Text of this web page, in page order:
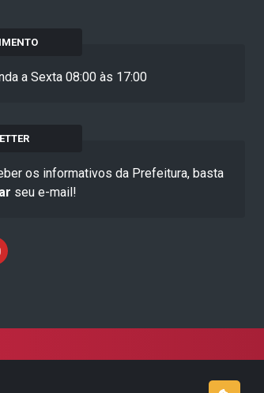
a Sexta 08:00 às 17:00
os informativos da Prefeitura, basta
seu e-mail!